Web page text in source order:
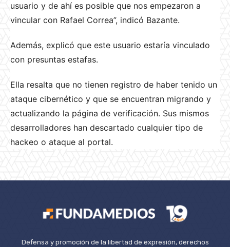
usuario y de ahí es posible que nos empezaron a
vincular con Rafael Correa”, indicó Bazante.
Además, explicó que este usuario estaría vinculado
con presuntas estafas.
Ella resalta que no tienen registro de haber tenido un
ataque cibernético y que se encuentran migrando y
actualizando la página de verificación. Sus mismos
desarrolladores han descartado cualquier tipo de
hackeo o ataque al portal.
Defensa y promoción de la libertad de expresión, derechos